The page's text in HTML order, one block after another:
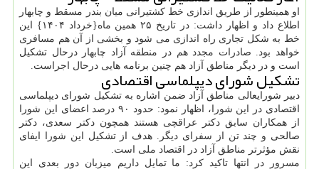
او همینطور از طریق اندازی خط کشتیرانی میان بندر مسقط و چابهار
اطلاع داد و اظهار داشت: در تاریخ ۲۵ همین ماه{خرداد ۱۴۰۴} این
خط به شکل تجاری راه اندازی می شود و بخشی از آن هم مسافری
خواهد بود. صادرات مجدد هم در منطقه آزاد چابهار درحال تشکیل
است و در دیگر مناطق آزاد هم چنین برنامه هایی درحال اجراست.
تشکیل شورای دیپلماسی اقتصادی
دبیر شورایعالی مناطق آزاد ضمن اشاره به تشکیل شورای دیپلماسی
اقتصادی در این شورا، اظهار نمود: حدود ۹۰ درصد اعضای این شورا
از همکاران سابق دکتر عراقچی هستند همچون دکتر سعدی، دکتر
صالحی و چند تن از سفرای دیگر. هدف از تشکیل این شورا ایفای
نقش مؤثرتر مناطق آزاد در اقتصاد ملی است.
مسرور در انتها تاکید کرد: ما تمایل داریم میزبان دور بعدی این